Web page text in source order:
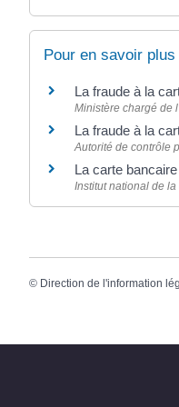
Pour en savoir plus
La fraude à la
Ministère chargé de
La fraude à la
Autorité de contrôle
La carte bancaire
Institut national de
© Direction de l'information